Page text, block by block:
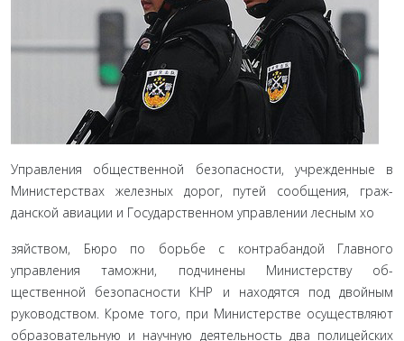
Управления общественной безопасности, учрежденные в
Министерствах железных дорог, путей сообщения, граж­
данской авиации и Государственном управлении лесным хо­
зяйством, Бюро по борьбе с контрабандой Главного
управления таможни, под­чинены Министерству об­
щественной безопасности КНР и находятся под двой­ным
руководством. Кроме того, при Министерстве осуществляют
образователь­ную и научную деятельность два полицейских